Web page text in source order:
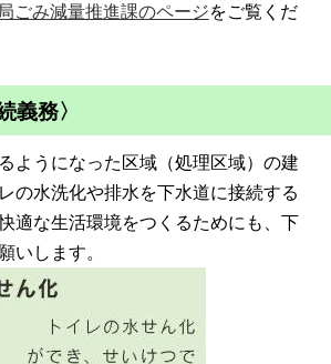
ごみ減量推進課のページをご覧くだ
義務〉
ようになった区域（処理区域）の建
の水洗化や排水を下水道に接続する
適な生活環境をつくるためにも、下
いします。